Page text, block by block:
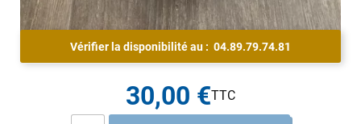
Vérifier la disponibilité au : 04.89.79.74.81
30,00 €